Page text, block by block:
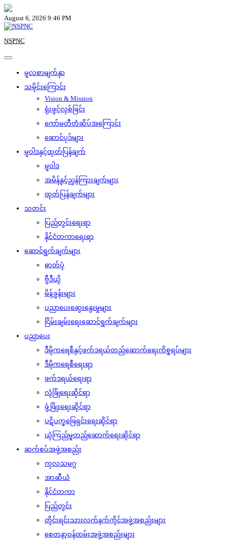
Skip
to
content
August 6, 2026 9:46 PM
NSPNC
မူလစာမျက်နှာ
သမိုင်းကြောင်း
Vision & Mission
ရုံးဖွင့်လှစ်ခြင်း
ကော်မတီတံဆိပ်အကြောင်း
ဆောင်ပုဒ်များ
မူဝါဒနှင့်ထုတ်ပြန်ချက်
မူဝါဒ
အမိန့်နှင့်ညွှန်ကြားချက်များ
ထုတ်ပြန်ချက်များ
သတင်း
ပြည်တွင်းရေးရာ
နိုင်ငံတကာရေးရာ
ဆောင်ရွက်ချက်များ
ဓာတ်ပုံ
ဗွီဒီယို
မိန့်ခွန်းများ
ပညာပေးဆွေးနွေးမှုများ
ငြိမ်းချမ်းရေးဆောင်ရွက်ချက်များ
ပညာပေး
ဒီမိုကရေစီနှင့်ဖက်ဒရယ်တည်ဆောက်‌ရေးကိစ္စရပ်များ
ဒီမိုကရေစီရေးရာ
ဖက်ဒရယ်ရေးရာ
လုံခြုံရေးဆိုင်ရာ
ဖွံ့ဖြိုးရေးဆိုင်ရာ
ပဋိပက္ခဖြေရှင်းရေးဆိုင်ရာ
ယုံကြည်မှုတည်ဆောက်ရေးဆိုင်ရာ
ဆက်စပ်အဖွဲ့အစည်း
ကုလသမဂ္ဂ
အာဆီယံ
နိုင်ငံတကာ
ပြည်တွင်း
တိုင်းရင်းသားလက်နက်ကိုင်အဖွဲ့အစည်းများ
စေတနာ့ဝန်ထမ်းအဖွဲ့အစည်းများ